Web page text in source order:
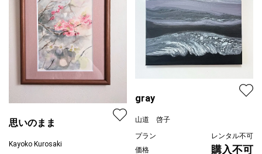
思いのまま
Kayoko Kurosaki
gray
山道 啓子
プラン
レンタル不可
価格
購入不可